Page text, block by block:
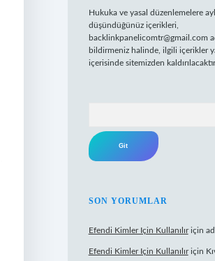
Hukuka ve yasal düzenlemelere
düşündüğünüz içerikleri,
backlinkpanelicomtr@gmail.com
bildirmeniz halinde, ilgili içerikler
içerisinde sitemizden
SON YORUMLAR
Efendi Kimler Için Kullanılıriçin
Efendi Kimler Için Kullanılıriçin